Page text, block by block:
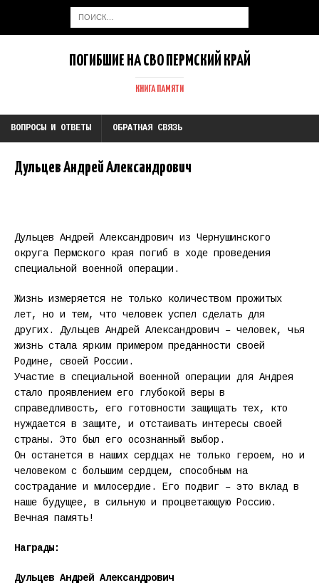
ПОГИБШИЕ НА СВО ПЕРМСКИЙ КРАЙ
КНИГА ПАМЯТИ
ВОПРОСЫ И ОТВЕТЫ ОБРАТНАЯ СВЯЗЬ
Дульцев Андрей Александрович
Дульцев Андрей Александрович из Чернушинского
округа Пермского края погиб в ходе проведения
специальной военной операции.
Жизнь измеряется не только количеством прожитых
лет, но и тем, что человек успел сделать для
других. Дульцев Андрей Александрович – человек, чья
жизнь стала ярким примером преданности своей
Родине, своей России.
Участие в специальной военной операции для Андрея
стало проявлением его глубокой веры в
справедливость, его готовности защищать тех, кто
нуждается в защите, и отстаивать интересы своей
страны. Это был его осознанный выбор.
Он останется в наших сердцах не только героем, но и
человеком с большим сердцем, способным на
сострадание и милосердие. Его подвиг – это вклад в
наше будущее, в сильную и процветающую Россию.
Вечная память!
Награды:
Дульцев Андрей Александрович